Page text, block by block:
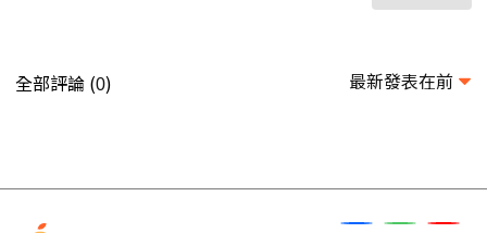
全部評論 (0) 最新發表在前